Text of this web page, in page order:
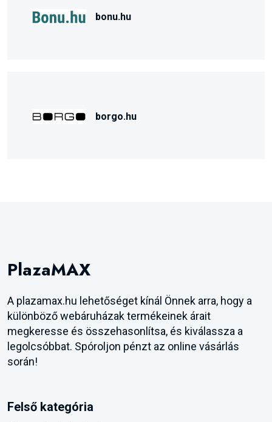
bonu.hu
borgo.hu
PlazaMAX
A plazamax.hu lehetőséget kínál Önnek arra, hogy a
különböző webáruházak termékeinek árait
megkeresse és összehasonlítsa, és kiválassza a
legolcsóbbat. Spóroljon pénzt az online vásárlás
során!
Felső kategória